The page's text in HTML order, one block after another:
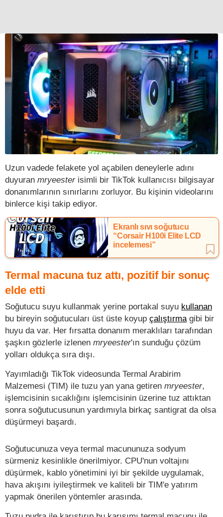
Uzun vadede felakete yol açabilen deneylerle adını
duyuran mryeesterisimli bir TikTok kullanıcısı bilgisayar
donanımlarının sınırlarını zorluyor. Bu kişinin videolarını
binlerce kişi takip ediyor.
Ekranlı sıvı soğutucu
“Corsair H100i Elite LCD
incelemesi”
Termal macuna tuz attı, pozitif bir sonuç
elde etti
Soğutucu suyu kullanmak yerine portakal suyu kullanan
bu bireyin soğutucuları üst üste koyup çalıştırmagibi bir
huyu da var. Her fırsatta donanım meraklıları tarafından
şaşkın gözlerle izlenen mryeester'ın sunduğu çözüm
yolları oldukça sıra dışı.
Yayımladığı TikTok videosunda Termal Arabirim
Malzemesi (TIM) ile tuzu yan yana getiren mryeester,
işlemcisinin sıcaklığını işlemcisinin üzerine tuz attıktan
sonra soğutucusunun yardımıyla birkaç santigrat da olsa
düşürmeyi başardı.
Soğutucunuza veya termal macununuza sodyum
sürmeniz kesinlikle önerilmiyor. CPU'nun voltajını
düşürmek, kablo yönetimini iyi bir şekilde uygulamak,
hava akışını iyileştirmek ve kaliteli bir TIM'e yatırım
yapmak önerilen yöntemler arasında.